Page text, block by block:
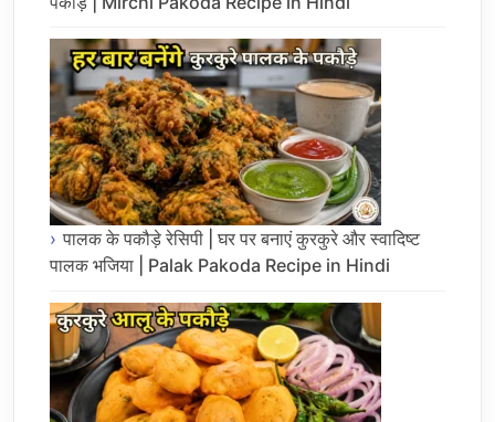
पालक के पकौड़े रेसिपी | घर पर बनाएं कुरकुरे और स्वादिष्ट
पालक भजिया | Palak Pakoda Recipe in Hindi